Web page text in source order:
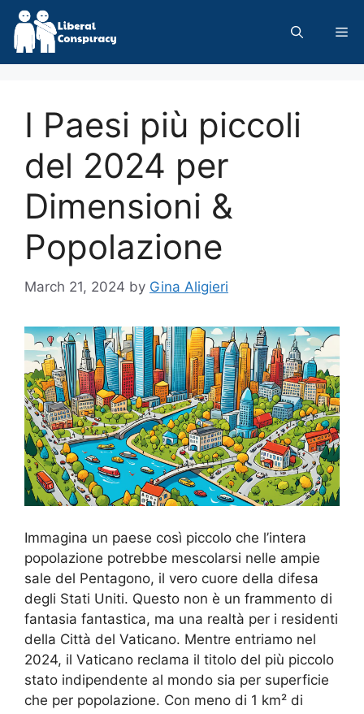
Skip
content
I Paesi più piccoli
del 2024 per
Dimensioni &
Popolazione
March 21, 2024 by Gina Aligieri
Immagina un paese così piccolo che l’intera
popolazione potrebbe mescolarsi nelle ampie
sale del Pentagono, il vero cuore della difesa
degli Stati Uniti. Questo non è un frammento di
fantasia fantastica, ma una realtà per i residenti
della Città del Vaticano. Mentre entriamo nel
2024, il Vaticano reclama il titolo del più piccolo
stato indipendente al mondo sia per superficie
che per popolazione. Con meno di 1 km² di